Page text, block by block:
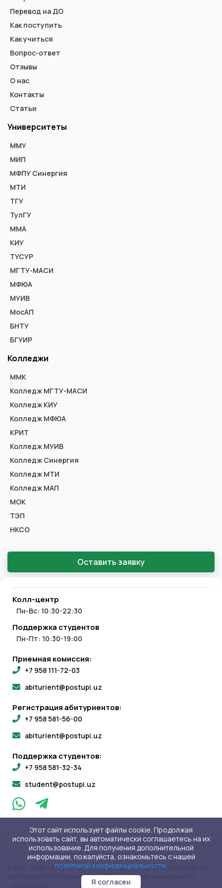
Перевод на ДО
Как поступить
Как учиться
Вопрос-ответ
Отзывы
О нас
Контакты
Статьи
Университеты
ММУ
МИП
МФПУ Синергия
МТИ
ТГУ
ТулГУ
ММА
КИУ
ТУСУР
МГТУ-МАСИ
МФЮА
МУИВ
МосАП
БНТУ
БГУИР
Колледжи
ММК
Колледж МГТУ-МАСИ
Колледж КИУ
Колледж МФЮА
КРИТ
Колледж МУИВ
Колледж Синергия
Колледж МТИ
Колледж МАП
МОК
ТЭП
НКСО
Оставить заявку
Колл-центр
Пн-Вс: 10:30-22:30
Поддержка студентов
Пн-Пт: 10:30-19:00
Приемная комиссия:
+7 958 111-72-03
abiturient@postupi.uz
Регистрация абитуриентов:
+7 958 581-56-00
abiturient@postupi.uz
Поддержка студентов:
+7 958 581-32-34
student@postupi.uz
© 2013 - 2026. Центр высшего дистанционного образования Postupi.uz |
студии Evvlio
Политика конфиденциальности
Этот сайт использует файлы cookie. Продолжая
использовать сайт, вы автоматически соглашаетесь на их
использование. Для получения дополнительной
информации, пожалуйста, ознакомьтесь с нашей
политикой конфиденциальности.
Я согласен